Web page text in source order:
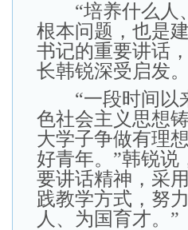
“培养什么人、
根本问题，也是
书记的重要讲话
长韩锐深受启发。
“一段时间以来
色社会主义思想
大学子争做有理
好青年。”韩锐说
要讲话精神，采
践教学方式，努
人、为国育才。”